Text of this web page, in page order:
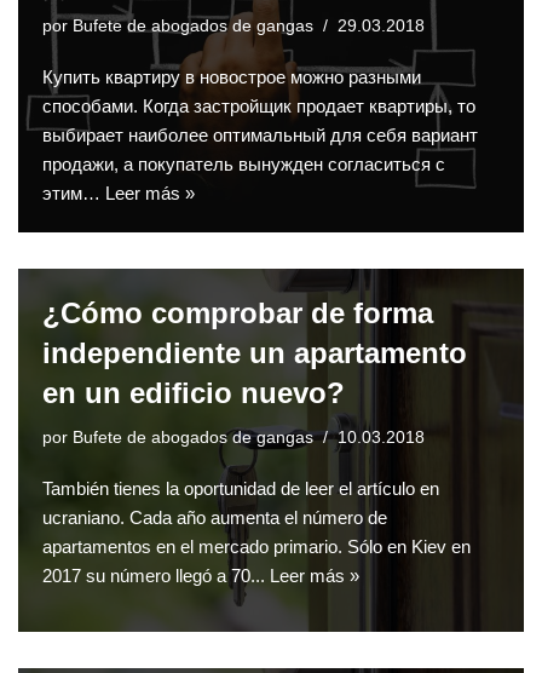
por Bufete de abogados de gangas 29.03.2018
Купить квартиру в новострое можно разными
способами. Когда застройщик продает квартиры, то
выбирает наиболее оптимальный для себя вариант
продажи, а покупатель вынужден согласиться с
этим… Leer más »
¿Cómo comprobar de forma
independiente un apartamento
en un edificio nuevo?
por Bufete de abogados de gangas 10.03.2018
También tienes la oportunidad de leer el artículo en
ucraniano. Cada año aumenta el número de
apartamentos en el mercado primario. Sólo en Kiev en
2017 su número llegó a 70... Leer más »